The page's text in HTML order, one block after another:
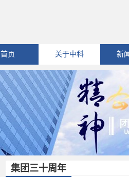
首页 关于中科 新
集团三十周年